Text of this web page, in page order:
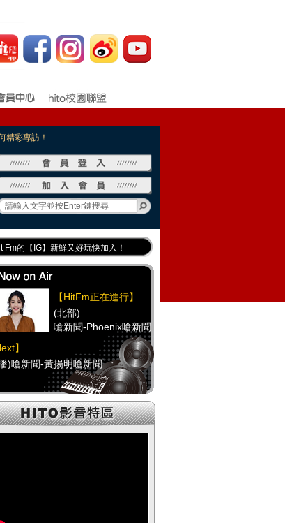
精彩專訪！
Fm的【IG】新鮮又好玩快加入！
Fm【FB臉書粉絲團】等你加入！
業《DJ推薦》好音樂千萬別錯過！
康報報 最新優惠訊息都在這！
【HitFm正在進行】
(北部)
嗆新聞-Phoenix嗆新聞
】
)嗆新聞-黃揚明嗆新聞
【HitFm正在進行】
(中部)